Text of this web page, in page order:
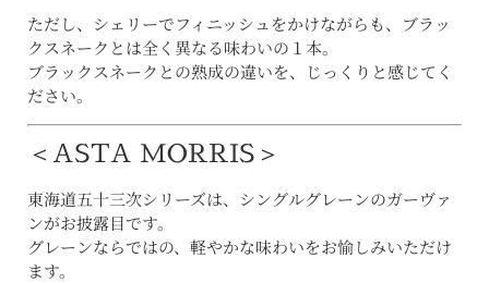
ただし、シェリーでフィニッシュをかけながらも、ブラッ
クスネークとは全く異なる味わいの１本。
ブラックスネークとの熟成の違いを、じっくりと感じてく
ださい。
＜ASTA MORRIS＞
東海道五十三次シリーズは、シングルグレーンのガーヴァ
ンがお披露目です。
グレーンならではの、軽やかな味わいをお愉しみいただけ
ます。